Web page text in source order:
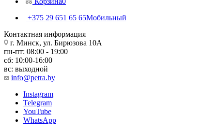
+375 29 651 65 65Мобильный
Контактная информация
г. Минск, ул. Бирюзова 10А
пн-пт: 08:00 - 19:00
сб: 10:00-16:00
вс: выходной
info@petra.by
Instagram
Telegram
YouTube
WhatsApp